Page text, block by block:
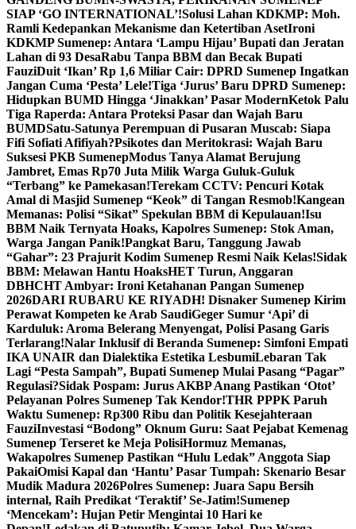
SIAP ‘GO INTERNATIONAL’!Solusi Lahan KDKMP: Moh.
Ramli Kedepankan Mekanisme dan Ketertiban AsetIroni
KDKMP Sumenep: Antara ‘Lampu Hijau’ Bupati dan Jeratan
Lahan di 93 DesaRabu Tanpa BBM dan Becak Bupati
FauziDuit ‘Ikan’ Rp 1,6 Miliar Cair: DPRD Sumenep Ingatkan
Jangan Cuma ‘Pesta’ Lele!Tiga ‘Jurus’ Baru DPRD Sumenep:
Hidupkan BUMD Hingga ‘Jinakkan’ Pasar ModernKetok Palu
Tiga Raperda: Antara Proteksi Pasar dan Wajah Baru
BUMDSatu-Satunya Perempuan di Pusaran Muscab: Siapa
Fifi Sofiati Afifiyah?Psikotes dan Meritokrasi: Wajah Baru
Suksesi PKB SumenepModus Tanya Alamat Berujung
Jambret, Emas Rp70 Juta Milik Warga Guluk-Guluk
“Terbang” ke Pamekasan!Terekam CCTV: Pencuri Kotak
Amal di Masjid Sumenep “Keok” di Tangan Resmob!Kangean
Memanas: Polisi “Sikat” Spekulan BBM di Kepulauan!Isu
BBM Naik Ternyata Hoaks, Kapolres Sumenep: Stok Aman,
Warga Jangan Panik!Pangkat Baru, Tanggung Jawab
“Gahar”: 23 Prajurit Kodim Sumenep Resmi Naik Kelas!Sidak
BBM: Melawan Hantu HoaksHET Turun, Anggaran
DBHCHT Ambyar: Ironi Ketahanan Pangan Sumenep
2026DARI RUBARU KE RIYADH! Disnaker Sumenep Kirim
Perawat Kompeten ke Arab SaudiGeger Sumur ‘Api’ di
Karduluk: Aroma Belerang Menyengat, Polisi Pasang Garis
Terlarang!Nalar Inklusif di Beranda Sumenep: Simfoni Empati
IKA UNAIR dan Dialektika Estetika LesbumiLebaran Tak
Lagi “Pesta Sampah”, Bupati Sumenep Mulai Pasang “Pagar”
Regulasi?Sidak Pospam: Jurus AKBP Anang Pastikan ‘Otot’
Pelayanan Polres Sumenep Tak Kendor!THR PPPK Paruh
Waktu Sumenep: Rp300 Ribu dan Politik Kesejahteraan
FauziInvestasi “Bodong” Oknum Guru: Saat Pejabat Kemenag
Sumenep Terseret ke Meja PolisiHormuz Memanas,
Wakapolres Sumenep Pastikan “Hulu Ledak” Anggota Siap
PakaiOmisi Kapal dan ‘Hantu’ Pasar Tumpah: Skenario Besar
Mudik Madura 2026Polres Sumenep: Juara Sapu Bersih
internal, Raih Predikat ‘Teraktif’ Se-Jatim!Sumenep
‘Mencekam’: Hujan Petir Mengintai 10 Hari ke